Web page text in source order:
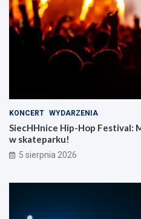
KONCERT WYDARZENIA
SiecHHnice Hip-Hop Festival:
w skateparku!
5 sierpnia 2026